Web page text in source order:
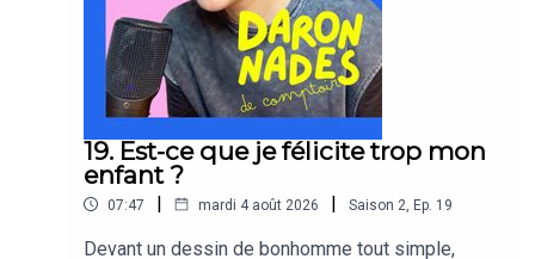
Bonne écoute :)
Si ces réflexion résonnent, partagez-les autour de vous.
19. Est-ce que je félicite trop mon
enfant ?
07:47 | mardi 4 août 2026 | Saison 2 Ep. 19
Devant un dessin de bonhomme tout simple,